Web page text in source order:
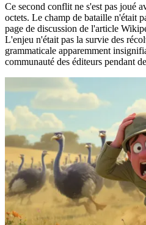
Ce second conflit ne s'est pas joué
octets. Le champ de bataille n'était
page de discussion de l'article
L'enjeu n'était pas la survie des
grammaticale apparemment
communauté des éditeurs pendant